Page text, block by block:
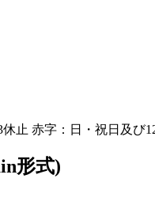
止 赤字：日・祝日及び
形式)